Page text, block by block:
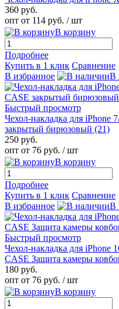
360 руб.
опт от 114 руб. / шт
В корзину
Подробнее
Купить в 1 клик Сравнение
В избранное
В
Быстрый просмотр
Чехол-накладка для
закрытый бирюзовый (21)
250 руб.
опт от 76 руб. / шт
В корзину
Подробнее
Купить в 1 клик Сравнение
В избранное
В
Быстрый просмотр
Чехол-накладка для
CASE Защита камеры
180 руб.
опт от 76 руб. / шт
В корзину